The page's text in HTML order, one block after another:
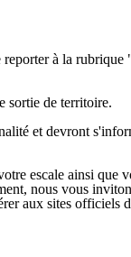
à la
sortie de territoire.
et devront
escale ainsi que
nous vous
aux sites officiels